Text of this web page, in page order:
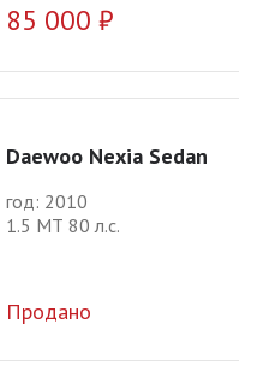
85 000 ₽
Daewoo Nexia Sedan
год: 2010
1.5 МТ 80 л.с.
Продано